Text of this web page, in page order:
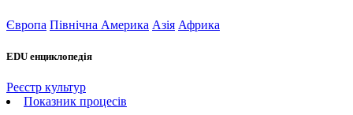
Європа Північна Америка Азія Африка
EDU енциклопедія
Реєстр культур
Показник процесів